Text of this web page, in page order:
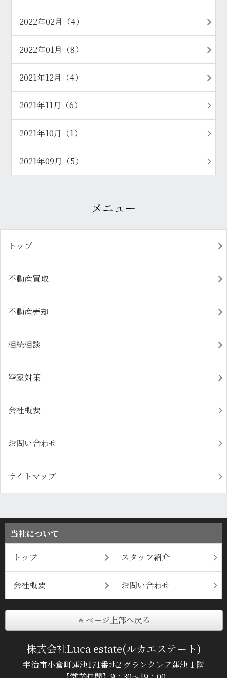
2022年02月（4）
2022年01月（8）
2021年12月（4）
2021年11月（6）
2021年10月（1）
2021年09月（5）
メニュー
トップ
不動産買取
不動産売却
相続相談
空家対策
会社概要
お問い合わせ
サイトマップ
当社について
トップ スタッフ紹介
会社概要 お問い合わせ
ページ上部へ戻る
株式会社Luca estate(ルカエステート)
宇治市小倉町蓮池171番地2 グランクレア蓮池１階